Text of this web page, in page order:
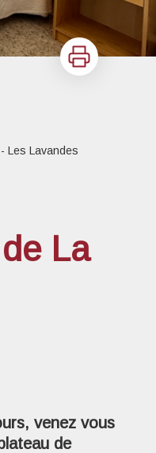
Imprimer
Les Lavandes
La
venez vous
de